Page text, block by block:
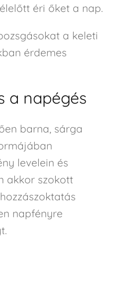
éri őket a nap.
a keleti
érdemes
a napégés
barna, sárga
levelein és
akkor szokott
napfényre